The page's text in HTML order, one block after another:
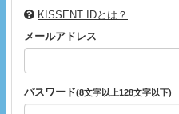
KISSENT IDとは？
メールアドレス
パスワード(8文字以上128文字以下)